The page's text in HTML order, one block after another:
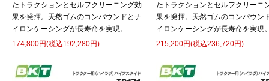
たトラクションとセルフクリーニング効
果を発揮。天然ゴムのコンパウンドとナ
イロンケーシングが長寿命を実現。
174,800円(税込192,280円)
たトラクションとセルフクリーニ
果を発揮。天然ゴムのコンパウン
イロンケーシングが長寿命を実現
215,200円(税込236,720円)